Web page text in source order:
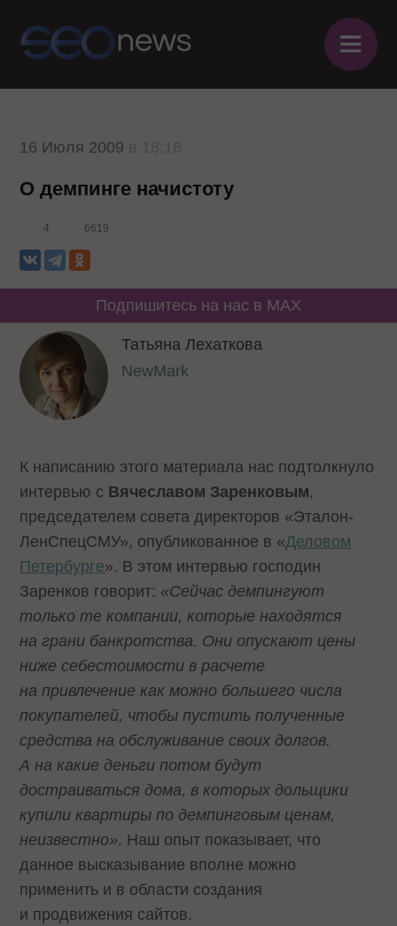
≡
16 Июля 2009
О демпинге начистоту
4 6619
Подпишитесь на нас в MAX
Татьяна Лехаткова
NewMark
К написанию этого материала нас подтолкнуло
интервью с Вячеславом Заренковым,
председателем совета директоров «Эталон-
ЛенСпецСМУ», опубликованное в «Деловом
Петербурге». В этом интервью господин
Заренков говорит: «Сейчас демпингуют
только те компании, которые находятся
на грани банкротства. Они опускают цены
ниже себестоимости в расчете
на привлечение как можно большего числа
покупателей, чтобы пустить полученные
средства на обслуживание своих долгов.
А на какие деньги потом будут
достраиваться дома, в которых дольщики
купили квартиры по демпинговым ценам,
неизвестно». Наш опыт показывает, что
данное высказывание вполне можно
применить и в области создания
и продвижения сайтов.